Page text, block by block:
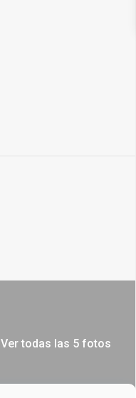
Ver todas las 5 fotos